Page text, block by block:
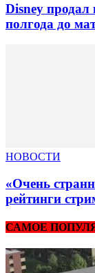
Disney продал
полгода до
НОВОСТИ
«Очень
рейтинги
САМОЕ